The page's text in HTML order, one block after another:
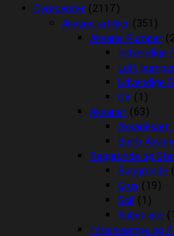
Dyrecenter (2117)
Akvarie artikler (351)
Akvarie Pumper
Indvendige
Luft
Udvendige
UV (1)
Akvarier (63)
Akvariesæt
Biorb
Baggrunde og
Baggrunde
Grus (19)
Soil (1)
Substrate
Filtersvampe og